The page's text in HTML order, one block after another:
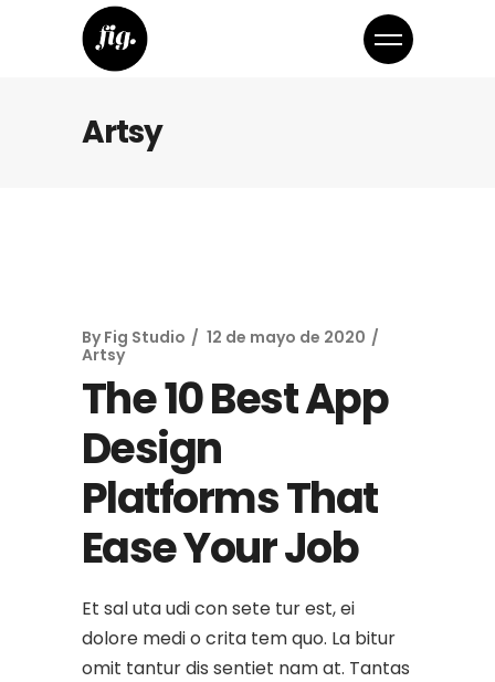
Artsy
By Fig Studio
12 de mayo de 2020
Artsy
The 10 Best App
Design
Platforms That
Ease Your Job
Et sal uta udi con sete tur est, ei
dolore medi o crita tem quo. La bitur
omit tantur dis sentiet nam at. Tantas